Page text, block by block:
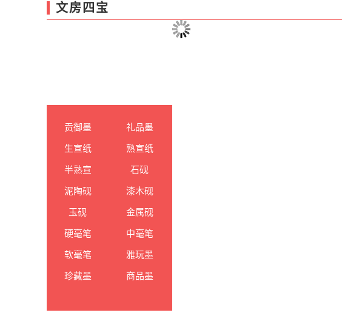
文房四宝
贡御墨 礼品墨
生宣纸 熟宣纸
半熟宣 石砚
泥陶砚 漆木砚
玉砚 金属砚
硬毫笔 中毫笔
软毫笔 雅玩墨
珍藏墨 商品墨